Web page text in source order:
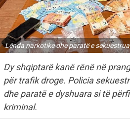
Lënda narkotike dhe paratë e
Dy shqiptarë kanë rënë në
për trafik droge. Policia
dhe paratë e dyshuara si të
kriminal.